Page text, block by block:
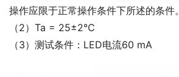
操作应限于正常操作条件下所述的条件。
（2）Ta = 25±2℃
（3）测试条件：LED电流60 mA